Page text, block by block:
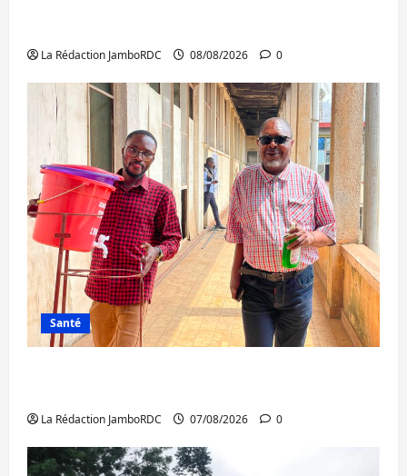
La Rédaction JamboRDC 08/08/2026 0
Santé
La Rédaction JamboRDC 07/08/2026 0